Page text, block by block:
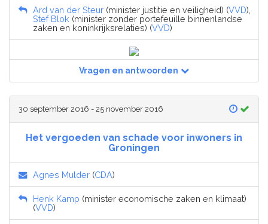
Ard van der Steur (minister justitie en veiligheid) (VVD),
Stef Blok (minister zonder portefeuille binnenlandse
zaken en koninkrijksrelaties) (VVD)
Vragen en antwoorden
30 september 2016 - 25 november 2016
Het vergoeden van schade voor inwoners in
Groningen
Agnes Mulder (CDA)
Henk Kamp (minister economische zaken en klimaat)
(VVD)